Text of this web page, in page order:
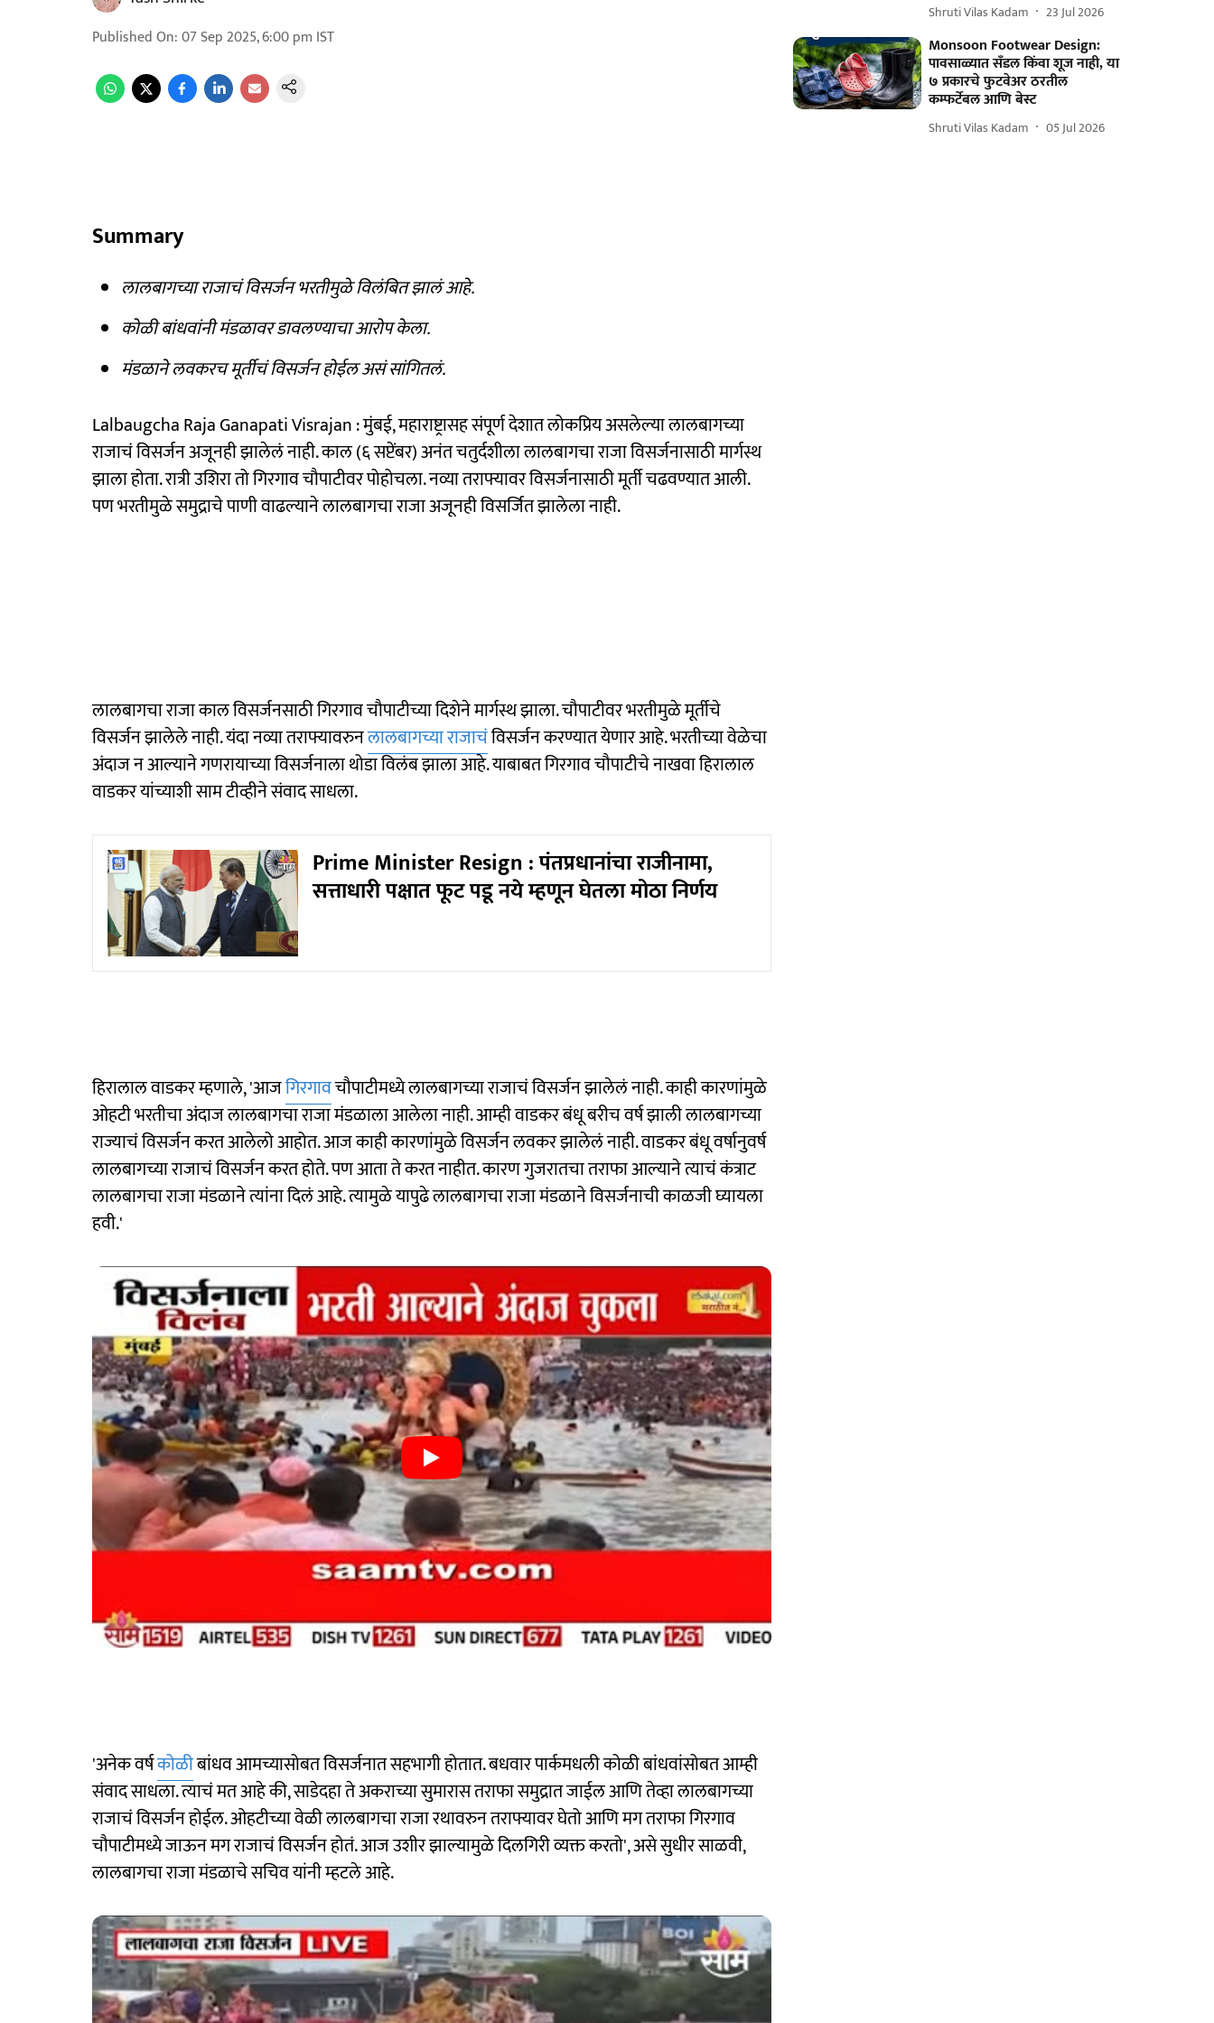
Published On:07 Sep 2025, 6:00 pm IST
Summary
लालबागच्या राजाचं विसर्जन भरतीमुळे विलंबित झालं आहे.
कोळी बांधवांनी मंडळावर डावलण्याचा आरोप केला.
मंडळाने लवकरच मूर्तीचं विसर्जन होईल असं सांगितलं.
Lalbaugcha Raja Ganapati Visrajan : मुंबई, महाराष्ट्रासह संपूर्ण देशात लोकप्रिय असलेल्या लालबागच्या
राजाचं विसर्जन अजूनही झालेलं नाही. काल (६ सप्टेंबर) अनंत चतुर्दशीला लालबागचा राजा विसर्जनासाठी मार्गस्थ
झाला होता. रात्री उशिरा तो गिरगाव चौपाटीवर पोहोचला. नव्या तराफ्यावर विसर्जनासाठी मूर्ती चढवण्यात आली.
पण भरतीमुळे समुद्राचे पाणी वाढल्याने लालबागचा राजा अजूनही विसर्जित झालेला नाही.
लालबागचा राजा काल विसर्जनसाठी गिरगाव चौपाटीच्या दिशेने मार्गस्थ झाला. चौपाटीवर भरतीमुळे मूर्तीचे
विसर्जन झालेले नाही. यंदा नव्या तराफ्यावरुनलालबागच्या राजाचंविसर्जन करण्यात येणार आहे. भरतीच्या वेळेचा
अंदाज न आल्याने गणरायाच्या विसर्जनाला थोडा विलंब झाला आहे. याबाबत गिरगाव चौपाटीचे नाखवा हिरालाल
वाडकर यांच्याशी साम टीव्हीने संवाद साधला.
Prime Minister Resign : पंतप्रधानांचा राजीनामा,
सत्ताधारी पक्षात फूट पडू नये म्हणून घेतला मोठा निर्णय
हिरालाल वाडकर म्हणाले, 'आजगिरगावचौपाटीमध्ये लालबागच्या राजाचं विसर्जन झालेलं नाही. काही कारणांमुळे
ओहटी भरतीचा अंदाज लालबागचा राजा मंडळाला आलेला नाही. आम्ही वाडकर बंधू बरीच वर्ष झाली लालबागच्या
राज्याचं विसर्जन करत आलेलो आहोत. आज काही कारणांमुळे विसर्जन लवकर झालेलं नाही. वाडकर बंधू वर्षानुवर्ष
लालबागच्या राजाचं विसर्जन करत होते. पण आता ते करत नाहीत. कारण गुजरातचा तराफा आल्याने त्याचं कंत्राट
लालबागचा राजा मंडळाने त्यांना दिलं आहे. त्यामुळे यापुढे लालबागचा राजा मंडळाने विसर्जनाची काळजी घ्यायला
हवी.'
'अनेक वर्षकोळीबांधव आमच्यासोबत विसर्जनात सहभागी होतात. बधवार पार्कमधली कोळी बांधवांसोबत आम्ही
संवाद साधला. त्याचं मत आहे की, साडेदहा ते अकराच्या सुमारास तराफा समुद्रात जाईल आणि तेव्हा लालबागच्या
राजाचं विसर्जन होईल. ओहटीच्या वेळी लालबागचा राजा रथावरुन तराफ्यावर घेतो आणि मग तराफा गिरगाव
चौपाटीमध्ये जाऊन मग राजाचं विसर्जन होतं. आज उशीर झाल्यामुळे दिलगिरी व्यक्त करतो', असे सुधीर साळवी,
लालबागचा राजा मंडळाचे सचिव यांनी म्हटले आहे.
Shruti Vilas Kadam 23 Jul 2026
Monsoon Footwear Design:
पावसाळ्यात सँडल किंवा शूज नाही, या
७ प्रकारचे फुटवेअर ठरतील
कम्फर्टेबल आणि बेस्ट
Shruti Vilas Kadam 05 Jul 2026